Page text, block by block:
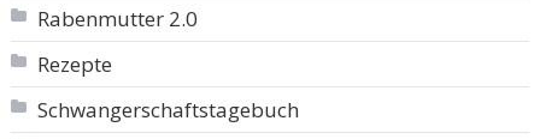
Rabenmutter 2.0
Rezepte
Schwangerschaftstagebuch